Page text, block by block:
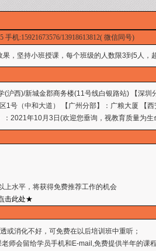
手机:15921673576/13918613812( 微信同号)
，坚持小班授课，每个班级的人数限3到5人，
(沪西)/新城金郡商务楼(11号线白银路站) 【深
1号（中和大道） 【广州分部】：广粮大厦 【
：2021年10月3日(欢迎您垂询，视教育质量为生
水平，将获得免费推荐工作的机会
击此处★
消化不好，可免费在以后培训班中重听；
会留给学员手机和E-mail,免费提供半年的课